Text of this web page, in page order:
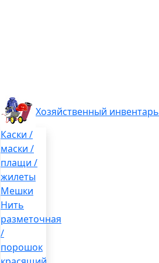
Хозяйственный инвентарь
Каски /
маски /
плащи /
жилеты
Мешки
Нить
разметочная
/
порошок